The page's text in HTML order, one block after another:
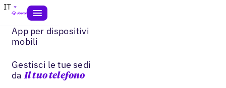
IT
App per dispositivi
mobili
Gestisci le tue sedi
daIl tuo telefono